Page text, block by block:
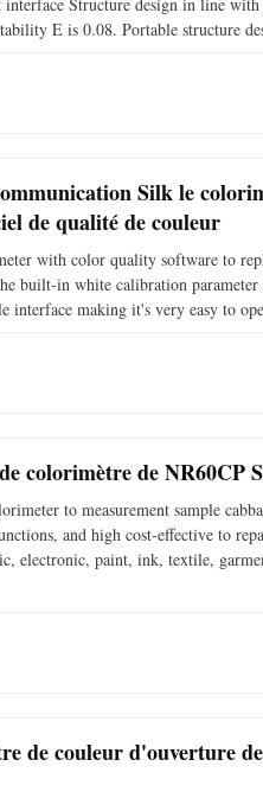
E is 0.08. Portable structure
Silk le
de qualité de couleur
with color quality software to
built-in white calibration
interface making it's very easy to
colorimètre de NR60CP
to measurement sample
and high cost-effective to
electronic, paint, ink, textile,
de couleur d'ouverture